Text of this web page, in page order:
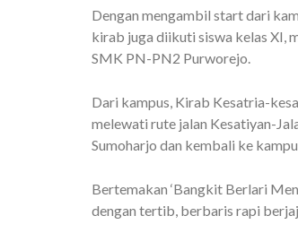
Dengan mengambil start dari
kirab juga diikuti siswa kelas XI,
SMK PN-PN2 Purworejo.
Dari kampus, Kirab Kesatria-
melewati rute jalan Kesatiyan-
Sumoharjo dan kembali ke
Bertemakan ‘Bangkit Berlari
dengan tertib, berbaris rapi